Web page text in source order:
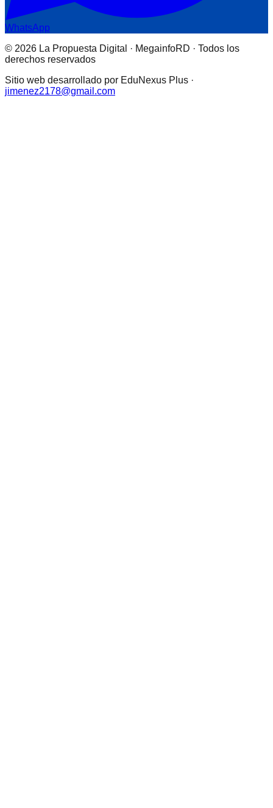
WhatsApp
© 2026 La Propuesta Digital · MegainfoRD · Todos los
derechos reservados
Sitio web desarrollado por EduNexus Plus ·
jimenez2178@gmail.com